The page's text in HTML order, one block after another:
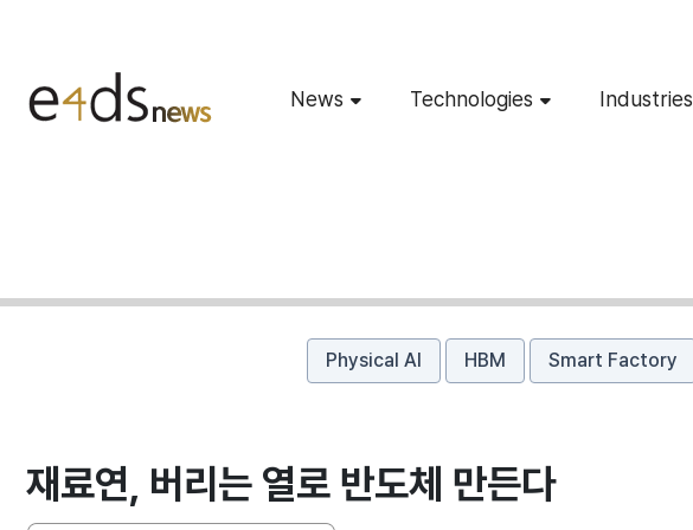
News Technologies Industries
Physical AI HBM Smart Factory
재료연, 버리는 열로 반도체 만든다